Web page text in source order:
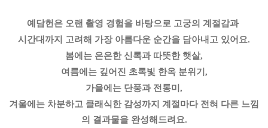
예담헌은 오랜 촬영 경험을 바탕으로 고궁의 계절감과
시간대까지 고려해 가장 아름다운 순간을 담아내고 있어요.
봄에는 은은한 신록과 따뜻한 햇살,
여름에는 깊어진 초록빛 한옥 분위기,
가을에는 단풍과 전통미,
겨울에는 차분하고 클래식한 감성까지 계절마다 전혀 다른 느낌
의 결과물을 완성해드려요.